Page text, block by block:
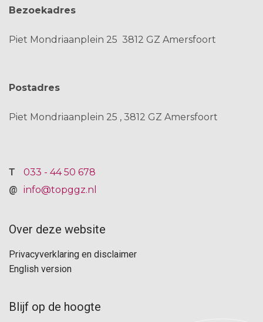
Bezoekadres
Piet Mondriaanplein 25 3812 GZ Amersfoort
Postadres
Piet Mondriaanplein 25 3812 GZ Amersfoort
033 - 44 50 678
info@topggz.nl
o
t
Over deze website
Privacyverklaring en disclaimer
English version
Blijf op de hoogte